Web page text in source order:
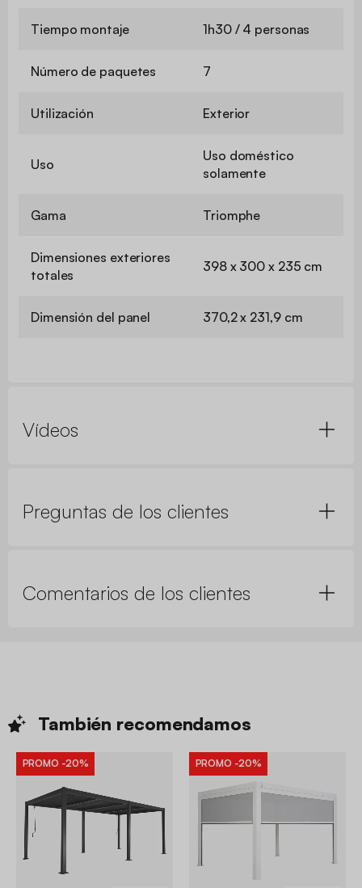
Tiempo montaje 1h30 / 4 personas
Número de paquetes 7
Utilización Exterior
Uso
Uso doméstico
solamente
Gama Triomphe
Dimensiones exteriores
totales
398 x 300 x 235 cm
Dimensión del panel 370,2 x 231,9 cm
Vídeos
Preguntas de los clientes
Comentarios de los clientes
También recomendamos
PROMO -20% PROMO -20%